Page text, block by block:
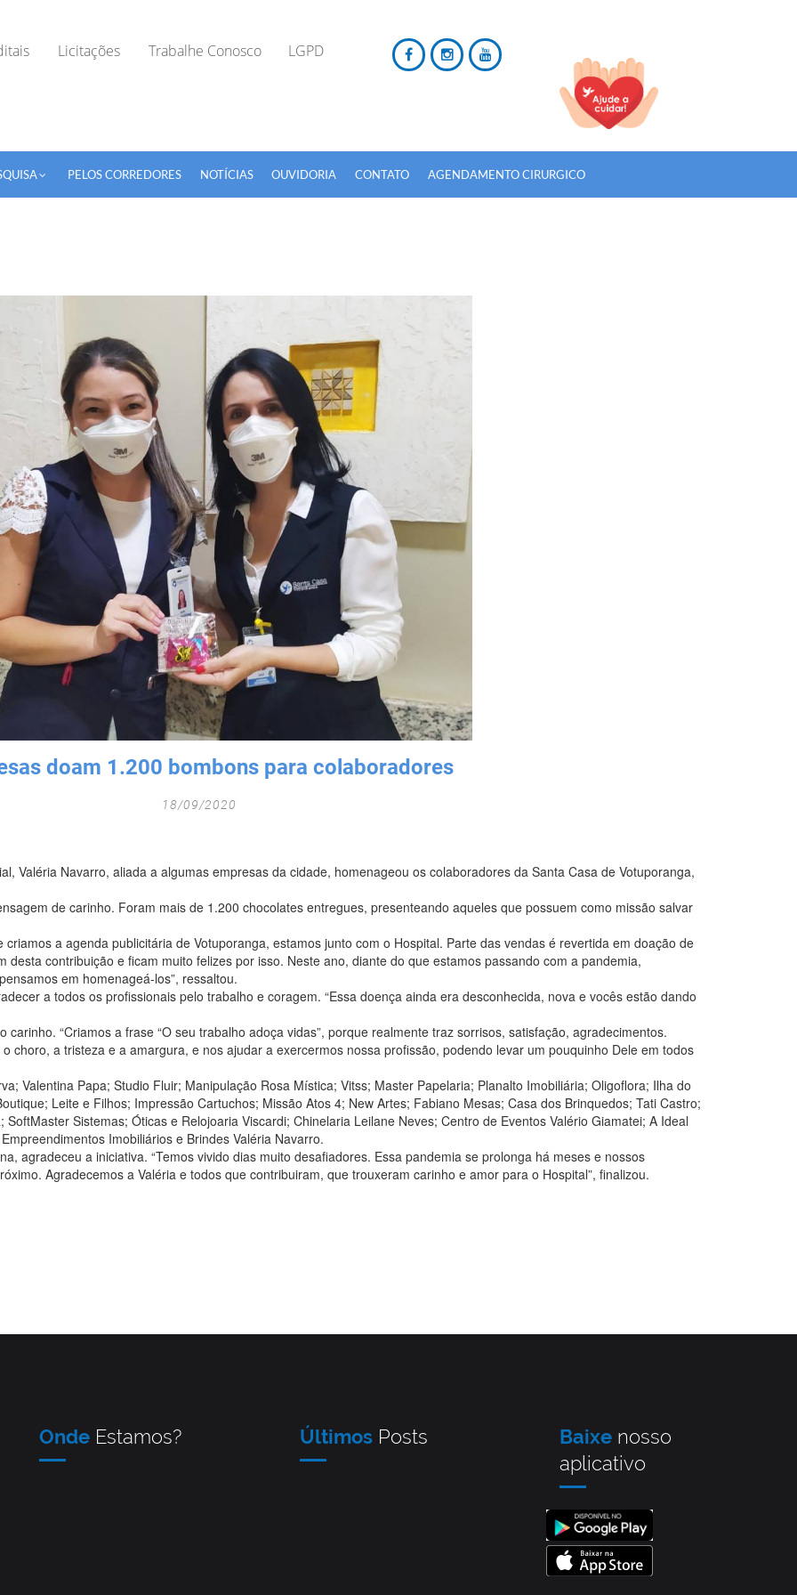
Licitações Trabalhe Conosco LGPD
TODOS OS CAMPOS SÃO OBRIGATÓRIOS.
PELOS CORREDORES NOTÍCIAS OUVIDORIA CONTATO AGENDAMENTO CIRURGICO
doam 1.200 bombons para colaboradores
18/09/2020
Valéria Navarro, aliada a algumas empresas da cidade, homenageou os colaboradores da Santa Casa de Votuporanga,
de carinho. Foram mais de 1.200 chocolates entregues, presenteando aqueles que possuem como missão salvar
criamos a agenda publicitária de Votuporanga, estamos junto com o Hospital. Parte das vendas é revertida em doação de
desta contribuição e ficam muito felizes por isso. Neste ano, diante do que estamos passando com a pandemia,
em homenageá-los”, ressaltou.
a todos os profissionais pelo trabalho e coragem. “Essa doença ainda era desconhecida, nova e vocês estão dando
“Criamos a frase “O seu trabalho adoça vidas”, porque realmente traz sorrisos, satisfação, agradecimentos.
choro, a tristeza e a amargura, e nos ajudar a exercermos nossa profissão, podendo levar um pouquinho Dele em todos
Valentina Papa; Studio Fluir; Manipulação Rosa Mística; Vitss; Master Papelaria; Planalto Imobiliária; Oligoflora; Ilha do
Leite e Filhos; Impressão Cartuchos; Missão Atos 4; New Artes; Fabiano Mesas; Casa dos Brinquedos; Tati Castro;
Sistemas; Óticas e Relojoaria Viscardi; Chinelaria Leilane Neves; Centro de Eventos Valério Giamatei; A Ideal
Imobiliários e Brindes Valéria Navarro.
agradeceu a iniciativa. “Temos vivido dias muito desafiadores. Essa pandemia se prolonga há meses e nossos
Agradecemos a Valéria e todos que contribuiram, que trouxeram carinho e amor para o Hospital”, finalizou.
Onde Estamos? ÚltimosPosts Baixe nosso
aplicativo